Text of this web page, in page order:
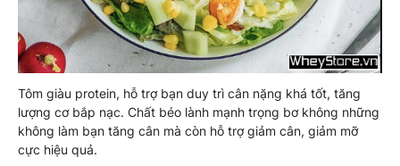
Tôm giàu protein, hỗ trợ bạn duy trì cân nặng khá tốt, tăng
lượng cơ bắp nạc. Chất béo lành mạnh trọng bơ không những
không làm bạn tăng cân mà còn hỗ trợ giảm cân, giảm mỡ
cực hiệu quả.